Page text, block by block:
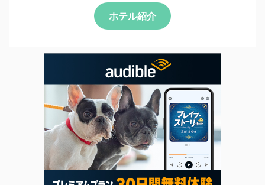
ホテル紹介